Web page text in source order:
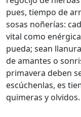
pues, tiempo de
sosas noñerías:
vital como
pueda; sean
de amantes o
primavera deben
escúchenlas, es
quimeras y olvidos.